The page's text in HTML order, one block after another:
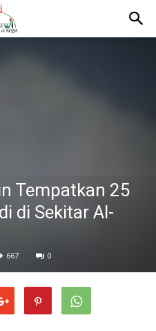
Tempatkan 25
di Sekitar Al-
667 0